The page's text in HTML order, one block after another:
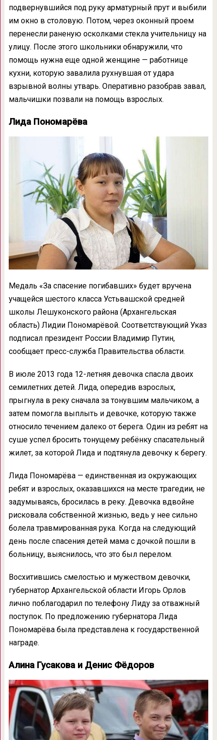
подвернувшийся под руку арматурный прут и выбили
им окно в столовую. Потом, через оконный проем
перенесли раненую осколками стекла учительницу на
улицу. После этого школьники обнаружили, что
помощь нужна еще одной женщине — работнице
кухни, которую завалила рухнувшая от удара
взрывной волны утварь. Оперативно разобрав завал,
мальчишки позвали на помощь взрослых.
Лида Пономарёва
Медаль «За спасение погибавших» будет вручена
учащейся шестого класса Устьвашской средней
школы Лешуконского района (Архангельская
область) Лидии Пономарёвой. Соответствующий Указ
подписал президент России Владимир Путин,
сообщает пресс-служба Правительства области.
В июле 2013 года 12-летняя девочка спасла двоих
семилетних детей. Лида, опередив взрослых,
прыгнула в реку сначала за тонувшим мальчиком, а
затем помогла выплыть и девочке, которую также
относило течением далеко от берега. Один из ребят на
суше успел бросить тонущему ребёнку спасательный
жилет, за которой Лида и подтянула девочку к берегу.
Лида Пономарёва — единственная из окружающих
ребят и взрослых, оказавшихся на месте трагедии, не
задумываясь, бросилась в реку. Девочка вдвойне
рисковала собственной жизнью, ведь у нее сильно
болела травмированная рука. Когда на следующий
день после спасения детей мама с дочкой пошли в
больницу, выяснилось, что это был перелом.
Восхитившись смелостью и мужеством девочки,
губернатор Архангельской области Игорь Орлов
лично поблагодарил по телефону Лиду за отважный
поступок. По предложению губернатора Лида
Пономарёва была представлена к государственной
награде.
Алина Гусакова и Денис Фёдоров